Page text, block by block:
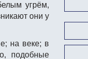
угрём,
они у
на веке; в
подобные